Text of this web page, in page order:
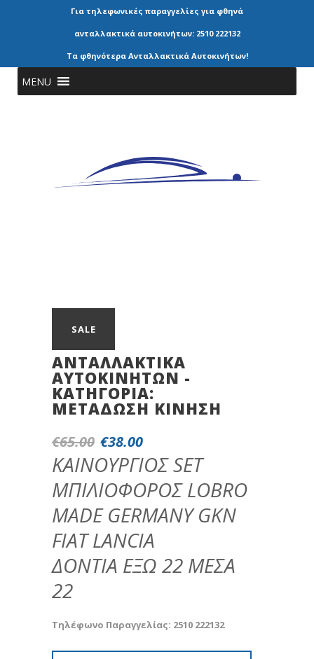
Για τηλεφωνικές παραγγελίες για φθηνά
ανταλλακτικά αυτοκινήτων: 2510 222132
Τα φθηνότερα Ανταλλακτικά Αυτοκινήτων!
MENU
SALE
ΑΝΤΑΛΛΑΚΤΙΚΆ
ΑΥΤΟΚΙΝΉΤΩΝ -
ΚΑΤΗΓΟΡΊΑ:
METAΔΩΣH KINHΣH
€65.00 Original
price
was:
€65.00.
€38.00Η
τρέχουσα
τιμή
είναι:
ΚΑΙΝΟΥΡΓΙΟΣ SET
ΜΠΙΛΙΟΦΟΡΟΣ LOBRO
MADE GERMANY GKN
FIAT LANCIA
ΔΟΝΤΙΑ ΕΞΩ 22 ΜΕΣΑ
22
Τηλέφωνο Παραγγελίας: 2510 222132